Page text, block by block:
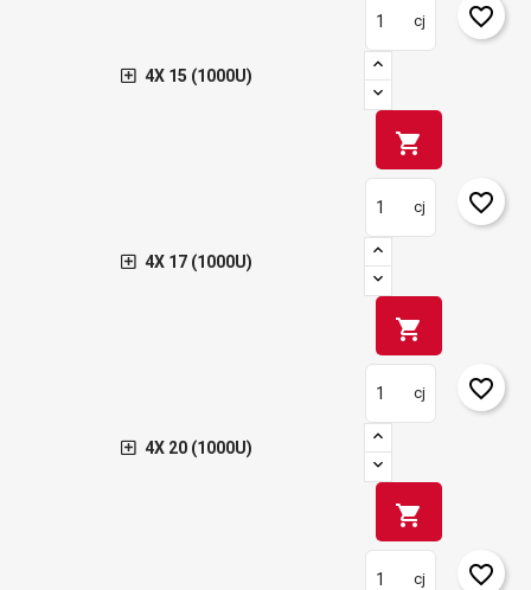
4X 15 (1000U)
cj
shopping_cart
favorite_border
4X 17 (1000U)
cj
shopping_cart
favorite_border
4X 20 (1000U)
cj
shopping_cart
favorite_border
cj favorite_border